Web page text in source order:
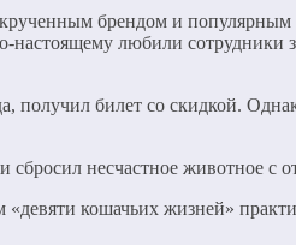
брендом и популярным
настоящему любили сотрудники
получил билет со скидкой.
несчастное животное с
кошачьих жизней»